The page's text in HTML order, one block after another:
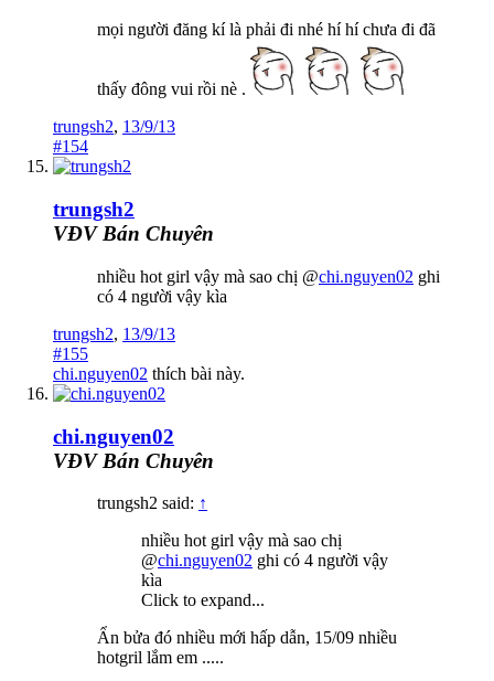
mọi người đăng kí là phải đi nhé hí hí chưa đi đã
thấy đông vui rồi nè .
trungsh2, 13/9/13
#154
trungsh2
VĐV Bán Chuyên
nhiều hot girl vậy mà sao chị @chi.nguyen02 ghi
có 4 người vậy kìa
trungsh2, 13/9/13
#155
chi.nguyen02 thích bài này.
chi.nguyen02
VĐV Bán Chuyên
trungsh2 said: ↑
nhiều hot girl vậy mà sao chị
@chi.nguyen02 ghi có 4 người vậy
kìa
Click to expand...
Ẩn bửa đó nhiều mới hấp dẫn, 15/09 nhiều
hotgril lắm em .....